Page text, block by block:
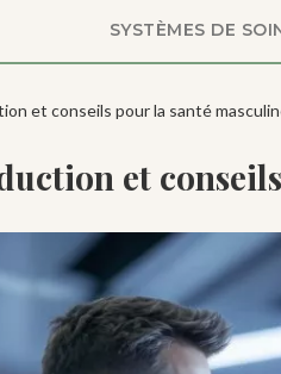
SYSTÈMES DE
et conseils pour la santé
et